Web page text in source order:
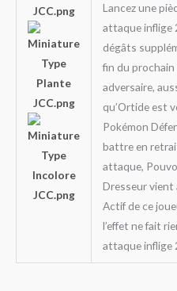
Lancez une
attaque inflige
dégâts
fin du
adversaire,
qu’Ortide est
Pokémon
battre en
attaque,
Dresseur vient
Actif de ce
l’effet ne fait
attaque inflige